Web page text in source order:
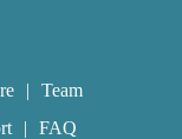
Team
FAQ